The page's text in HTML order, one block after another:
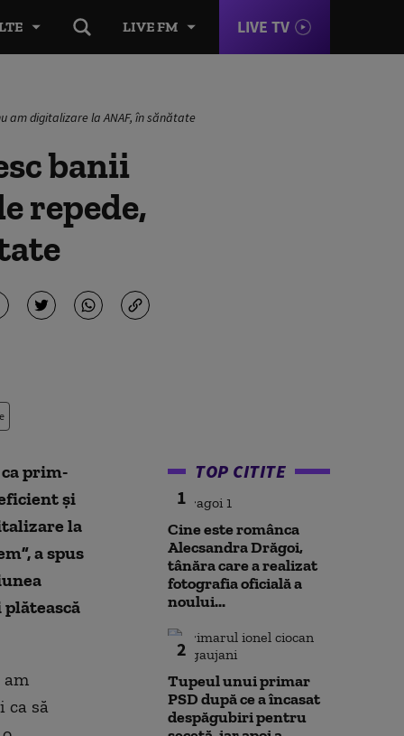
LIVE FM LIVE TV
am digitalizare la ANAF, în sănătate
banii
repede,
prim-
şi
la
a spus
am
ca să
TOP CITITE
1
Cine este românca
Alecsandra Drăgoi,
tânăra care a realizat
fotografia oficială a
noului...
2
Tupeul unui primar
PSD după ce a încasat
despăgubiri pentru